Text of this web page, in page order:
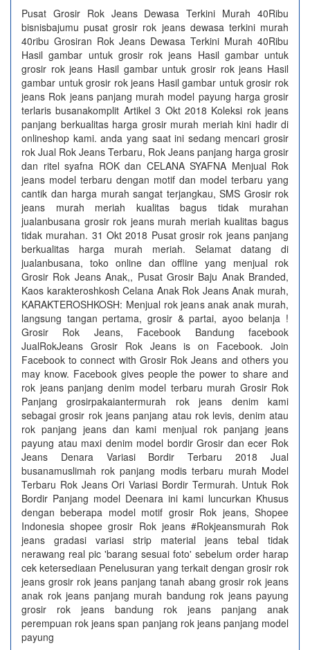
Pusat Grosir Rok Jeans Dewasa Terkini Murah 40Ribu
bisnisbajumu pusat grosir rok jeans dewasa terkini murah
40ribu Grosiran Rok Jeans Dewasa Terkini Murah 40Ribu
Hasil gambar untuk grosir rok jeans Hasil gambar untuk
grosir rok jeans Hasil gambar untuk grosir rok jeans Hasil
gambar untuk grosir rok jeans Hasil gambar untuk grosir rok
jeans Rok jeans panjang murah model payung harga grosir
terlaris busanakomplit Artikel 3 Okt 2018 Koleksi rok jeans
panjang berkualitas harga grosir murah meriah kini hadir di
onlineshop kami. anda yang saat ini sedang mencari grosir
rok Jual Rok Jeans Terbaru, Rok Jeans panjang harga grosir
dan ritel syafna ROK dan CELANA SYAFNA Menjual Rok
jeans model terbaru dengan motif dan model terbaru yang
cantik dan harga murah sangat terjangkau, SMS Grosir rok
jeans murah meriah kualitas bagus tidak murahan
jualanbusana grosir rok jeans murah meriah kualitas bagus
tidak murahan. 31 Okt 2018 Pusat grosir rok jeans panjang
berkualitas harga murah meriah. Selamat datang di
jualanbusana, toko online dan offline yang menjual rok
Grosir Rok Jeans Anak,, Pusat Grosir Baju Anak Branded,
Kaos karakteroshkosh Celana Anak Rok Jeans Anak murah,
KARAKTEROSHKOSH: Menjual rok jeans anak anak murah,
langsung tangan pertama, grosir & partai, ayoo belanja !
Grosir Rok Jeans, Facebook Bandung facebook
JualRokJeans Grosir Rok Jeans is on Facebook. Join
Facebook to connect with Grosir Rok Jeans and others you
may know. Facebook gives people the power to share and
rok jeans panjang denim model terbaru murah Grosir Rok
Panjang grosirpakaiantermurah rok jeans denim kami
sebagai grosir rok jeans panjang atau rok levis, denim atau
rok panjang jeans dan kami menjual rok panjang jeans
payung atau maxi denim model bordir Grosir dan ecer Rok
Jeans Denara Variasi Bordir Terbaru 2018 Jual
busanamuslimah rok panjang modis terbaru murah Model
Terbaru Rok Jeans Ori Variasi Bordir Termurah. Untuk Rok
Bordir Panjang model Deenara ini kami luncurkan Khusus
dengan beberapa model motif grosir Rok jeans, Shopee
Indonesia shopee grosir Rok jeans #Rokjeansmurah Rok
jeans gradasi variasi strip material jeans tebal tidak
nerawang real pic 'barang sesuai foto' sebelum order harap
cek ketersediaan Penelusuran yang terkait dengan grosir rok
jeans grosir rok jeans panjang tanah abang grosir rok jeans
anak rok jeans panjang murah bandung rok jeans payung
grosir rok jeans bandung rok jeans panjang anak
perempuan rok jeans span panjang rok jeans panjang model
payung